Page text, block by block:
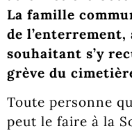
La famille
de l’enterrement,
souhaitant s’y
grève du
Toute personne
peut le faire à la